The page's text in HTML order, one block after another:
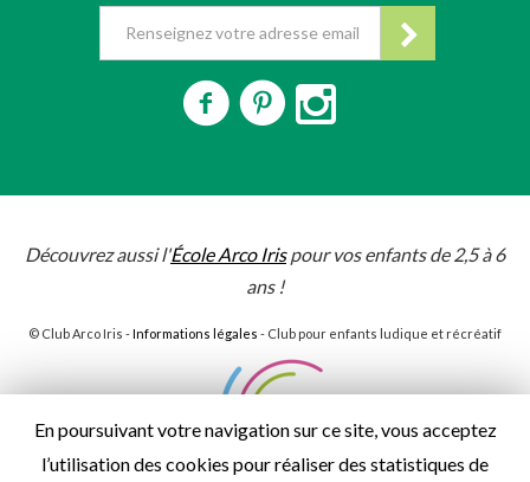
Découvrez aussi l'École Arco Irispour vos enfants de 2,5 à 6
ans !
© Club Arco Iris -Informations légales - Club pour enfants ludique et récréatif
En poursuivant votre navigation sur ce site, vous acceptez
l’utilisation des cookies pour réaliser des statistiques de